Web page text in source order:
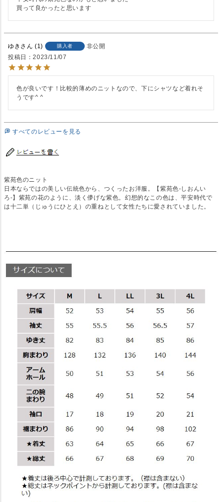
買って良かったと思います
ゆき 1 購入者
非公開
投稿日
2023/11/07
色が良いです！比較的薄めのニットなので、下にシャツなど着れそ
うです^ ^
すべてのレビューを見る
紫苑色のニット
日本ならではの美しい伝統色から、つくったお洋服。【紫苑色-しおんい
ろ-】紫苑の花のように、淡く儚げな紫色。幻想的なこの色は、平安時代で
は十二単（じゅうにひとえ）の重ねとして女性たちに愛されていました。